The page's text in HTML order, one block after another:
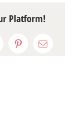
Platform!
PinterestEmail